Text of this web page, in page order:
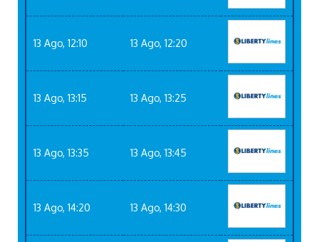
13 Ago, 12:10 13 Ago, 12:20
13 Ago, 13:15 13 Ago, 13:25
13 Ago, 13:35 13 Ago, 13:45
13 Ago, 14:20 13 Ago, 14:30